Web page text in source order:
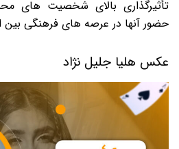
تأثیرگذاری بالای شخصیت های
حضور آنها در عرصه های فرهنگی بین
عکس هلیا جلیل نژاد